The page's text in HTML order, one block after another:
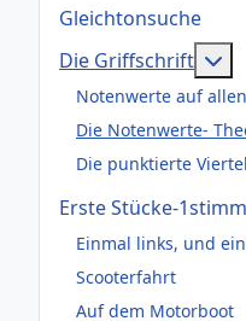
Gleichtonsuche
Die Griffschrift
Notenwerte auf
Die Notenwerte-
Die punktierte
Erste Stücke-
Einmal links, und
Scooterfahrt
Auf dem Motorboot